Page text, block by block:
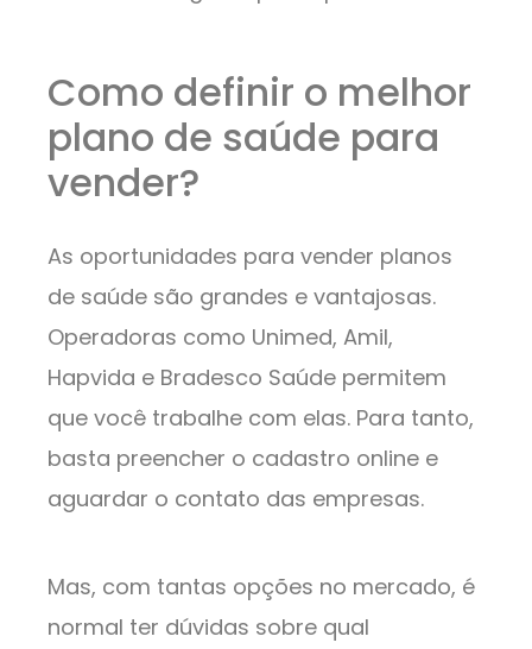
Como definir o melhor
plano de saúde para
vender?
As oportunidades para vender planos
de saúde são grandes e vantajosas.
Operadoras como Unimed, Amil,
Hapvida e Bradesco Saúde permitem
que você trabalhe com elas. Para tanto,
basta preencher o cadastro online e
aguardar o contato das empresas.
Mas, com tantas opções no mercado, é
normal ter dúvidas sobre qual